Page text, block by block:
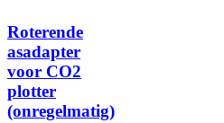
Roterende
asadapter
voor CO2
plotter
(onregelmatig)